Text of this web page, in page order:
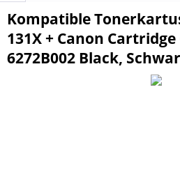
Kompatible
131X + Canon Cartridge
6272B002 Black,